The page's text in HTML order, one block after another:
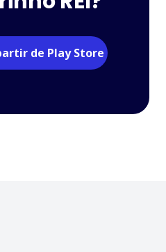
de Play Store